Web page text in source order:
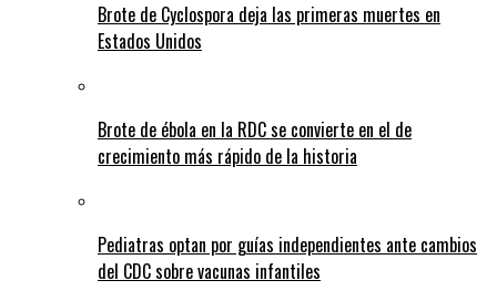
Brote de Cyclospora deja las primeras muertes en
Estados Unidos
Brote de ébola en la RDC se convierte en el de
crecimiento más rápido de la historia
Pediatras optan por guías independientes ante cambios
del CDC sobre vacunas infantiles